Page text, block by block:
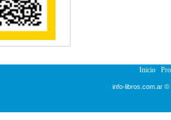
Inicio
info-libros.com.ar